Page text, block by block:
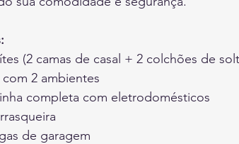
(2 camas de casal + 2 colchões de
com 2 ambientes
completa com eletrodomésticos
de garagem